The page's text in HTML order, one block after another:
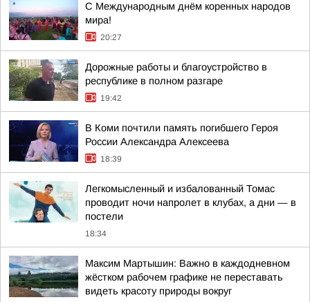
С Международным днём коренных народов
мира!
20:27
Дорожные работы и благоустройство в
республике в полном разгаре
19:42
В Коми почтили память погибшего Героя
России Александра Алексеева
18:39
Легкомысленный и избалованный Томас
проводит ночи напролет в клубах, а дни — в
постели
18:34
Максим Мартышин: Важно в каждодневном
жёстком рабочем графике не переставать
видеть красоту природы вокруг